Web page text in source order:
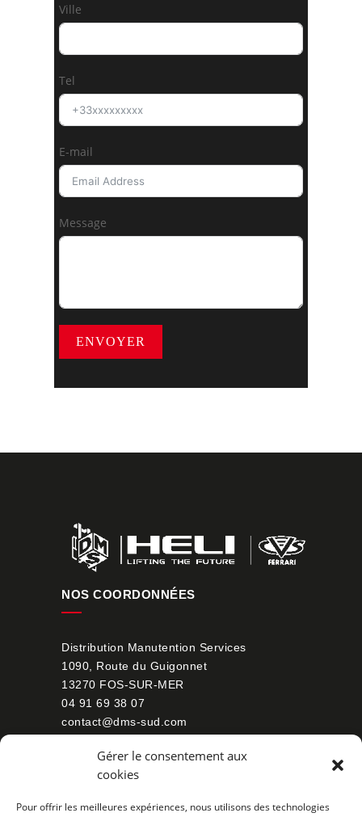
Gérer le consentement aux
cookies
Pour offrir les meilleures expériences, nous utilisons des technologies
Ville
Tel
E-mail
Message
ENVOYER
NOS COORDONNÉES
Distribution Manutention Services
1090, Route du Guigonnet
13270 FOS-SUR-MER
04 91 69 38 07
contact@dms-sud.com
PLAN DU SITE
Nos chariots élévateurs